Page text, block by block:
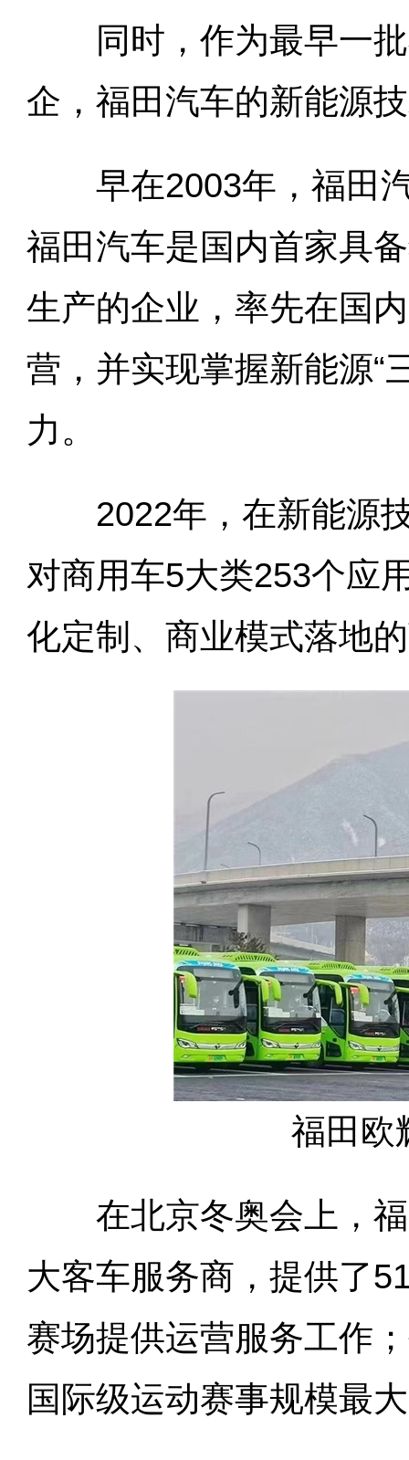
同时，作为最早一批
企，福田汽车的新能源
早在2003年，福田汽
福田汽车是国内首家具
生产的企业，率先在国
营，并实现掌握新能源“
力。
2022年，在新能源技
对商用车5大类253个应
化定制、商业模式落地
福田欧
在北京冬奥会上，福
大客车服务商，提供了
赛场提供运营服务工作
国际级运动赛事规模最